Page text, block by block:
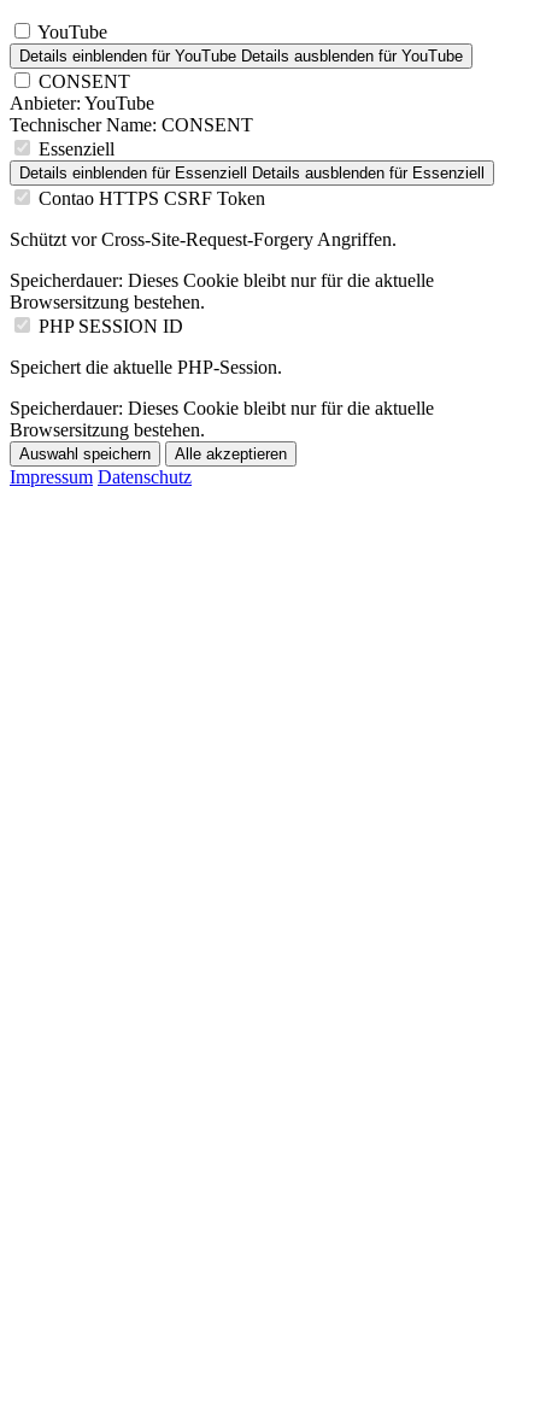
YouTube
Details einblenden für YouTube Details ausblenden für YouTube
CONSENT
Anbieter: YouTube
Technischer Name: CONSENT
Essenziell
Details einblenden für Essenziell Details ausblenden für Essenziell
Contao HTTPS CSRF Token
Schützt vor Cross-Site-Request-Forgery Angriffen.
Speicherdauer: Dieses Cookie bleibt nur für die aktuelle
Browsersitzung bestehen.
PHP SESSION ID
Speichert die aktuelle PHP-Session.
Speicherdauer: Dieses Cookie bleibt nur für die aktuelle
Browsersitzung bestehen.
Auswahl speichern Alle akzeptieren
Impressum Datenschutz